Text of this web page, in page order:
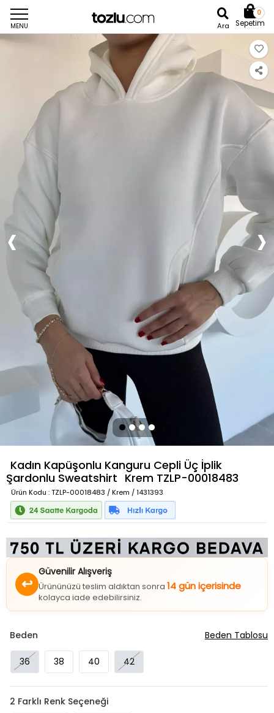
MENU Ara
0
Sepetim
Kadın Kapüşonlu Kanguru Cepli Üç İplik
Şardonlu Sweatshirt Krem TZLP-00018483
Ürün Kodu : TZLP-00018483 / Krem / 1431393
↩
Güvenilir Alışveriş
Ürününüzü teslim aldıktan sonra 14 gün içerisinde
kolayca iade edebilirsiniz.
Beden
36 38 40 42
Beden Tablosu
2 Farklı Renk Seçeneği